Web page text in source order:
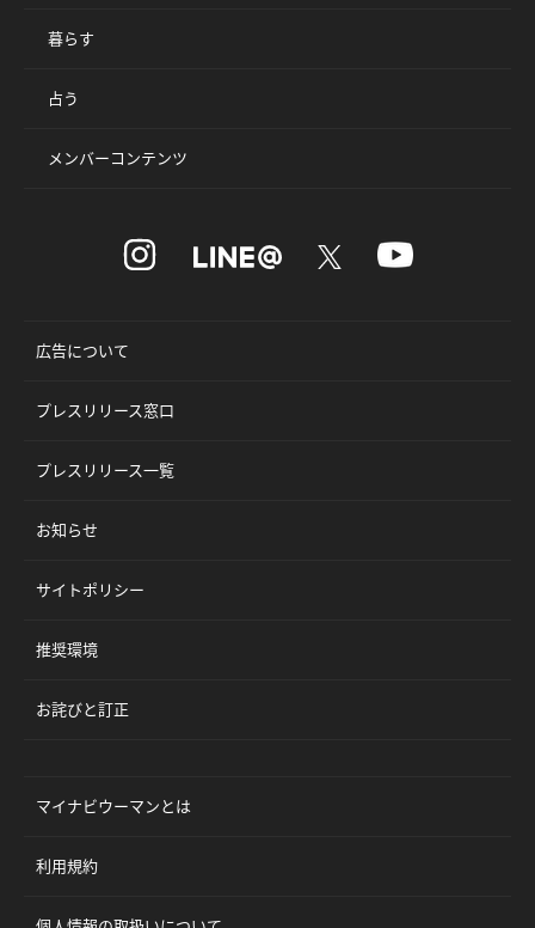
暮らす
占う
メンバーコンテンツ
広告について
プレスリリース窓口
プレスリリース一覧
お知らせ
サイトポリシー
推奨環境
お詫びと訂正
マイナビウーマンとは
利用規約